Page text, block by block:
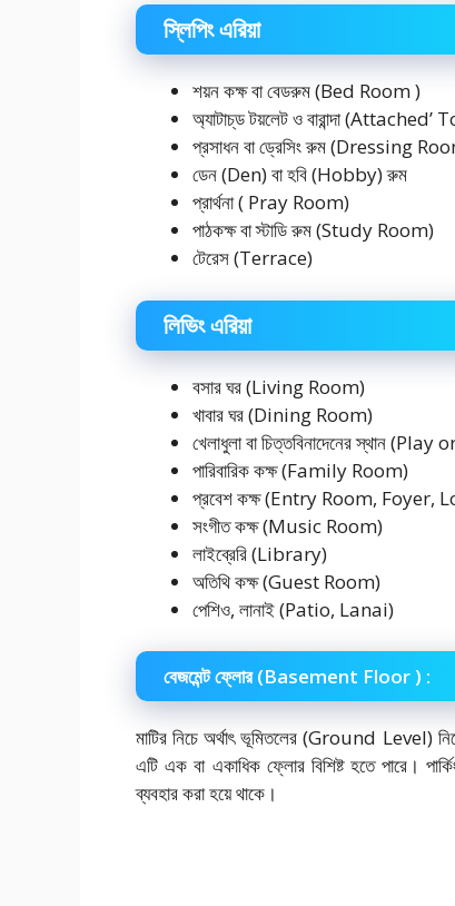
স্লিপিং এরিয়া
শয়ন কক্ষ বা বেডরুম (Bed Room )
অ্যাটাচ্‌ড টয়লেট ও বারান্দা
প্রসাধন বা ড্রেসিং রুম (Dressing
ডেন (Den) বা হবি (Hobby) রুম
প্রার্থনা ( Pray Room)
পাঠকক্ষ বা স্টাডি রুম (Study Room)
টেরেস (Terrace)
লিভিং এরিয়া
বসার ঘর (Living Room)
খাবার ঘর (Dining Room)
খেলাধুলা বা চিত্তবিনাদেনের স্থান
পারিবারিক কক্ষ (Family Room)
প্রবেশ কক্ষ (Entry Room, Foyer,
সংগীত কক্ষ (Music Room)
লাইব্রেরি (Library)
অতিথি কক্ষ (Guest Room)
পেশিও, লানাই (Patio, Lanai)
বেজমেন্ট ফ্লোর (Basement Floor ) :
মাটির নিচে অর্থাৎ ভূমিতলের (Ground Level)
এটি এক বা একাধিক ফ্লোর বিশিষ্ট হতে পারে।
ব্যবহার করা হয়ে থাকে।